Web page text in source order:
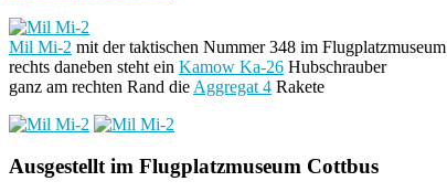
Mil Mi-2 mit der taktischen Nummer 348 im
rechts daneben steht ein Kamow Ka-26 Hubschrauber
ganz am rechten Rand die Aggregat 4 Rakete
Ausgestellt im Flugplatzmuseum Cottbus